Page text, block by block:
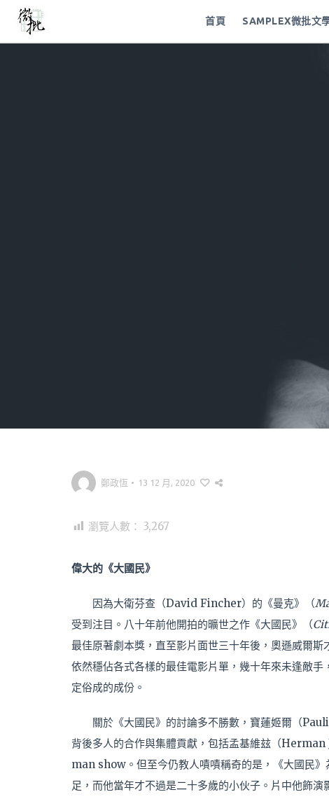
首頁 SAMPLEX微批文
鄭政恆 • 13 12 月, 2020
瀏覽人數： 3,267
偉大的《大國民》
因為大衛芬查（David Fincher）的《曼克》（
受到注目。八十年前他開拍的曠世之作《大國民》（
最佳原著劇本獎，直至影片面世三十年後，奧遜威爾斯
依然穩佔各式各樣的最佳電影片單，幾十年來未逢敵
定俗成的成份。
關於《大國民》的討論多不勝數，寶蓮姬爾（
背後多人的合作與集體貢獻，包括孟基維玆（
man show。但至今仍教人嘖嘖稱奇的是，《大國民
足，而他當年才不過是二十多歲的小伙子。片中他